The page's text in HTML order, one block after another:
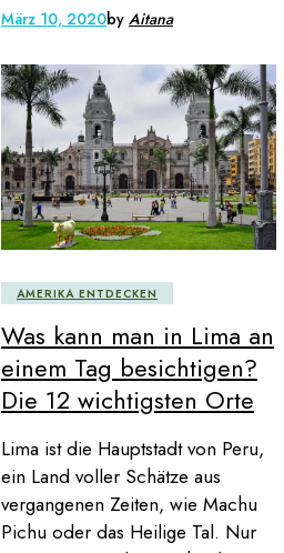
März 10, 2020by Aitana
AMERIKA ENTDECKEN
Was kann man in Lima an
einem Tag besichtigen?
Die 12 wichtigsten Orte
Lima ist die Hauptstadt von Peru,
ein Land voller Schätze aus
vergangenen Zeiten, wie Machu
Pichu oder das Heilige Tal. Nur